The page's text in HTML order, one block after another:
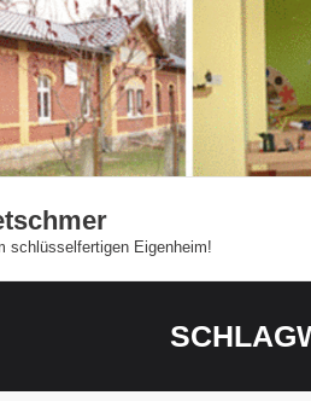
schlüsselfertigen Eigenheim!